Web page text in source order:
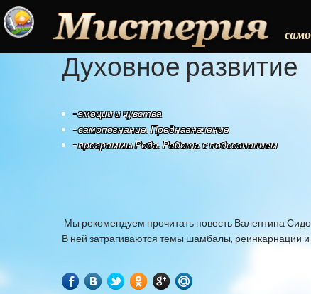
Духовное развитие
-эмоции и чувства
-самопознание. Предназначение
-программы Рода. Работа с подсознанием
Мы рекомендуем прочитать повесть Валентина
В ней затрагиваются темы шамбалы, реинкарнации